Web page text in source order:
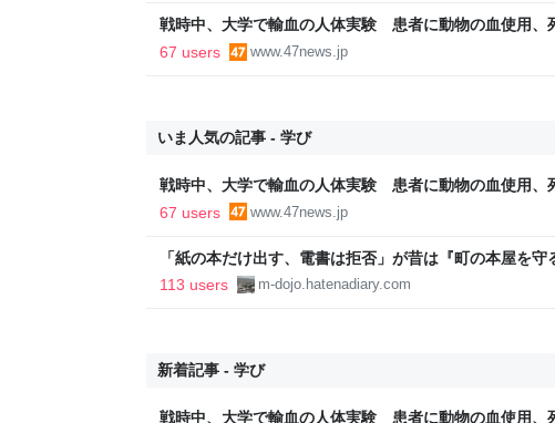
戦時中、大学で輸血の人体実験 患者に動物の血使用、
67 users
www.47news.jp
いま人気の記事 - 学び
戦時中、大学で輸血の人体実験 患者に動物の血使用、
67 users
www.47news.jp
「紙の本だけ出す、電書は拒否」が昔は『町の本屋を
『差別者』となる…のだろうか？ - INVISIBLE Dojo. ー
COLORFUL PLACE-
113 users m-dojo.hatenadiary.com
新着記事 - 学び
戦時中、大学で輸血の人体実験 患者に動物の血使用、